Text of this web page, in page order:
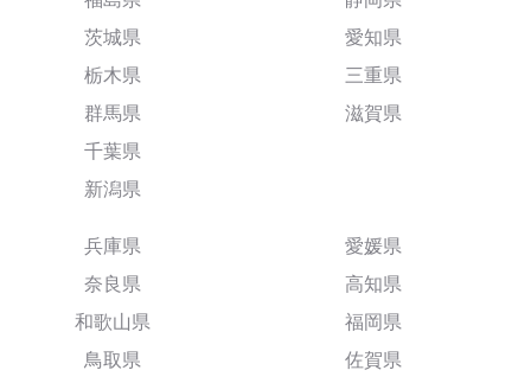
茨城県
栃木県
群馬県
千葉県
新潟県
愛知県
三重県
滋賀県
兵庫県
奈良県
和歌山県
鳥取県
愛媛県
高知県
福岡県
佐賀県